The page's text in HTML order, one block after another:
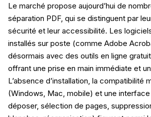
Le marché propose aujourd’hui de
séparation PDF, qui se distinguent par
sécurité et leur accessibilité. Les
installés sur poste (comme Adobe
désormais avec des outils en ligne
offrant une prise en main immédiate et
L’absence d’installation, la compatibilité
(Windows, Mac, mobile) et une
déposer, sélection de pages,